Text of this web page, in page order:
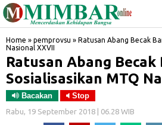
Home » pemprovsu » Ratusan Abang Becak
Nasional XXVII
Ratusan Abang Becak
Sosialisasikan MTQ
Bacakan Stop
Rabu, 19 September 2018 | 06.28 WIB